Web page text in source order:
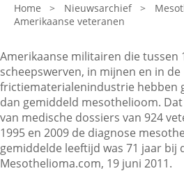
Onze organisatie
Veelgestelde vragen
Contactgegevens
Zoeken
Home > Nieuwsarchief >
Amerikaanse veteranen
Amerikaanse militairen die tussen
scheepswerven, in mijnen en in de
frictiematerialenindustrie hebben
dan gemiddeld mesothelioom.
van medische dossiers van 924
1995 en 2009 de diagnose
gemiddelde leeftijd was 71 jaar bij
Mesothelioma.com, 19 juni 2011.